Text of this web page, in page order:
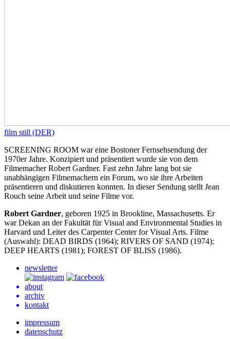
film still (DER)
SCREENING ROOM war eine Bostoner Fernsehsendung der
1970er Jahre. Konzipiert und präsentiert wurde sie von dem
Filmemacher Robert Gardner. Fast zehn Jahre lang bot sie
unabhängigen Filmemachern ein Forum, wo sie ihre Arbeiten
präsentieren und diskutieren konnten. In dieser Sendung stellt Jean
Rouch seine Arbeit und seine Filme vor.
Robert Gardner, geboren 1925 in Brookline, Massachusetts. Er
war Dekan an der Fakultät für Visual and Environmental Studies in
Harvard und Leiter des Carpenter Center for Visual Arts. Filme
(Auswahl): DEAD BIRDS (1964); RIVERS OF SAND (1974);
DEEP HEARTS (1981); FOREST OF BLISS (1986).
newsletter
about
archiv
kontakt
impressum
datenschutz